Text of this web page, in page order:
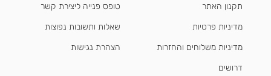
תקנון האתר
מדיניות פרטיות
מדיניות משלוחים והחזרות
דרושים
טופס פנייה ליצירת קשר
שאלות ותשובות נפוצות
הצהרת נגישות